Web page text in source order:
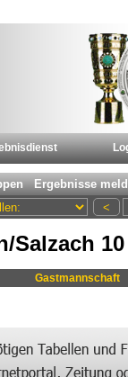
10
Gastmannschaft